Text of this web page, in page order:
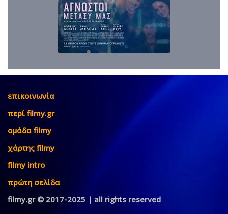
επικοινωνία
περί filmy.gr
ομάδα filmy
χάρτης filmy
filmy intro
πρώτη σελίδα
filmy.gr © 2017-2025 | all rights reserved